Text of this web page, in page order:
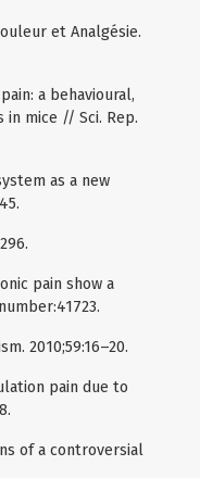
et Analgésie.
a behavioural,
mice // Sci. Rep.
as a new
pain show a
2010;59:16–20.
pain due to
of a controversial